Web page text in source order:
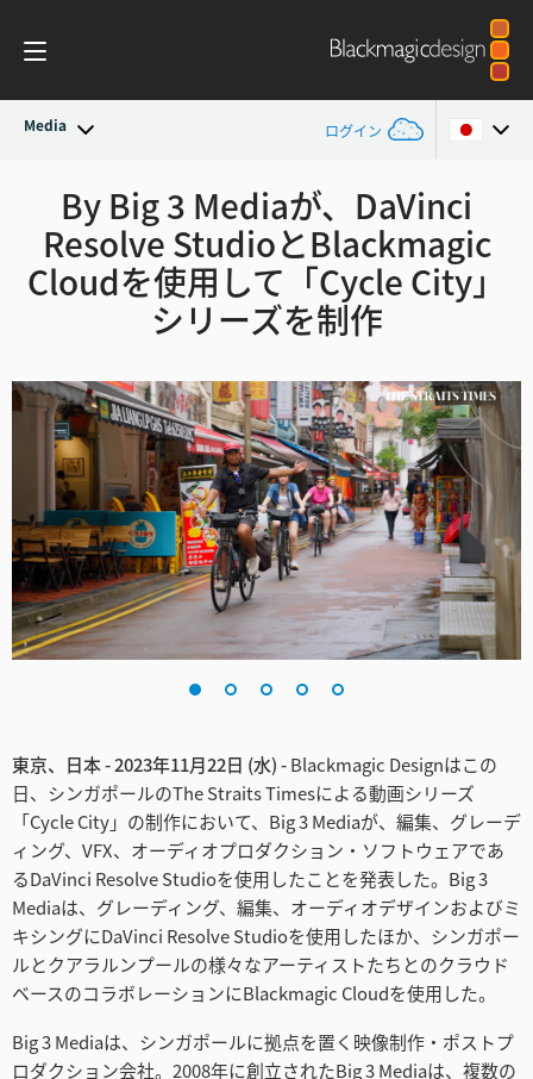
Media ログイン
最新ニュース
ニュースアーカイブ
Argentina
Australia
Austria
Canada
Denmark
Finland
France
India
Italy
Japan
Korea
Mexico
Malaysia
By Big 3 Mediaが、DaVinci
Resolve StudioとBlackmagic
Cloudを使用して「Cycle City」
シリーズを制作
東京、日本 - 2023年11月22日 (水) -Blackmagic Designはこの
日、シンガポールのThe Straits Timesによる動画シリーズ
「Cycle City」の制作において、Big 3 Mediaが、編集、グレーデ
ィング、VFX、オーディオプロダクション・ソフトウェアであ
るDaVinci Resolve Studioを使用したことを発表した。Big 3
Mediaは、グレーディング、編集、オーディオデザインおよびミ
キシングにDaVinci Resolve Studioを使用したほか、シンガポー
ルとクアラルンプールの様々なアーティストたちとのクラウド
ベースのコラボレーションにBlackmagic Cloudを使用した。
Big 3 Mediaは、シンガポールに拠点を置く映像制作・ポストプ
ロダクション会社。2008年に創立されたBig 3 Mediaは、複数の